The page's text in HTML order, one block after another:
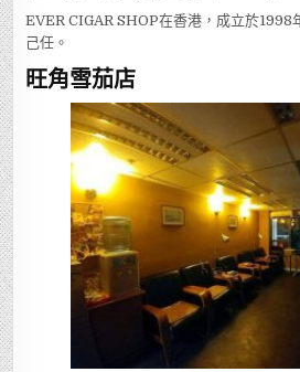
EVER CIGAR SHOP在香港，成立於1998
己任。
旺角雪茄店